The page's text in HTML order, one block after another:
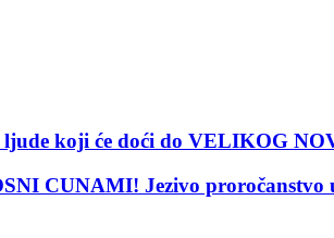
koji će doći do VELIKOG
CUNAMI! Jezivo proročanstvo